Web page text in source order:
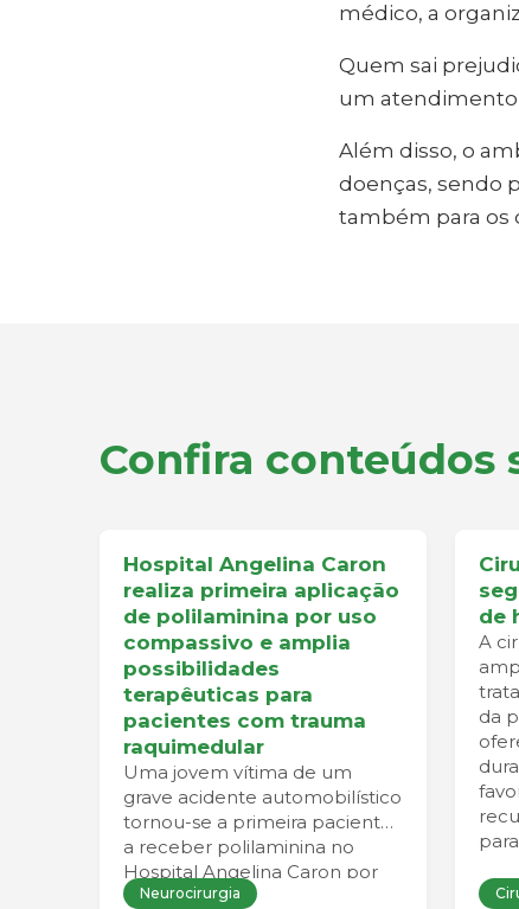
médico, a
Quem sai
um atendimento
Além disso, o
doenças, sendo
também para os
Confira conteúdos
Hospital Angelina Caron
realiza primeira aplicação
de polilaminina por uso
compassivo e amplia
possibilidades
terapêuticas para
pacientes com trauma
raquimedular
Uma jovem vítima de um
grave acidente automobilístico
tornou-se a primeira paciente
a receber polilaminina no
Hospital Angelina Caron por
meio de um programa de uso
Neurocirurgia
de
A
da